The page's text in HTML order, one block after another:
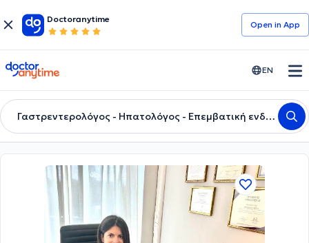
Doctoranytime
Open in Αpp
doctoranytime EN
Γαστρεντερολόγος - Ηπατολόγος - Επεμβατική ενδοσκόπος